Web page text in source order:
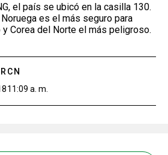
el país se ubicó en la casilla 130.
es el más seguro para
Corea del Norte el más peligroso.
11:09 a. m.